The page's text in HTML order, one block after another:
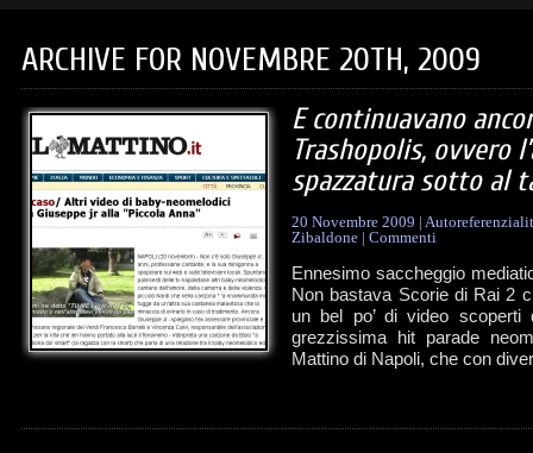
ARCHIVE FOR NOVEMBRE 20TH, 2009
E continuavano
Trashopolis, ovvero
spazzatura sotto al
20 Novembre 2009 |
Zibaldone | Commenti
Ennesimo saccheggio
Non bastava Scorie di Rai 2
un bel po’ di video
grezzissima hit parade
Mattino di Napoli, che con